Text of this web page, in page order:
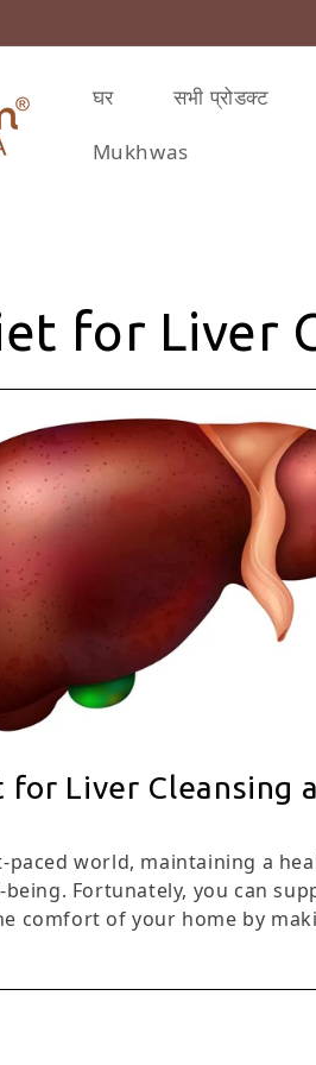
घर सभी प्रोडक्ट
Mukhwas
for Liver
for Liver Cleansing
paced world, maintaining a
Fortunately, you can
comfort of your home by